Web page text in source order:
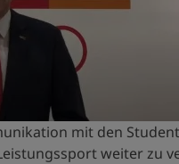
mit den
weiter zu